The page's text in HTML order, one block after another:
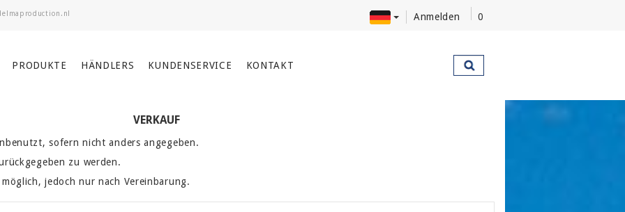
Anmelden 0
PRODUKTE HÄNDLERS KUNDENSERVICE KONTAKT
VERKAUF
sofern nicht anders angegeben.
zu werden.
jedoch nur nach Vereinbarung.